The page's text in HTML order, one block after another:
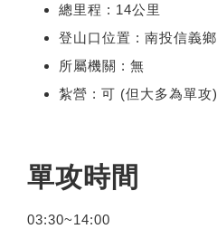
總里程 : 14公里
登山口位置 : 南投信義鄉
所屬機關 : 無
紮營 : 可 (但大多為單攻)
單攻時間
03:30~14:00